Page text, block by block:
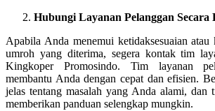
Hubungi Layanan Pelanggan Secara
Apabila Anda menemui ketidaksesuaian
umroh yang diterima, segera kontak tim
Kingkoper Promosindo. Tim layanan
membantu Anda dengan cepat dan efisien.
jelas tentang masalah yang Anda alami, dan
memberikan panduan selengkap mungkin.